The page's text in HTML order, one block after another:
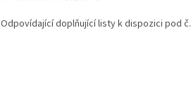
Odpovídající doplňující listy k dispozici pod č.